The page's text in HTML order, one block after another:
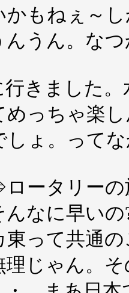
かもねぇ～
んうん。な
きました
めっちゃ楽
しょ。って
ータリーの
んなに早い
東って共通
理じゃん。